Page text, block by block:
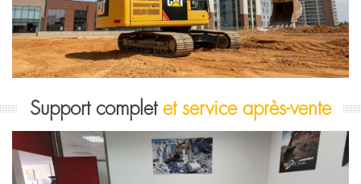
Support complet et service après-vente